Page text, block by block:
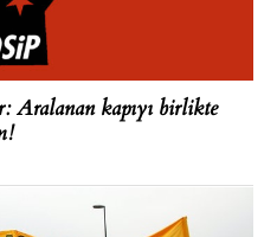
Aralanan kapıyı birlikte